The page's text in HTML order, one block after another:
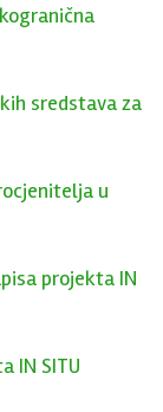
sredstava za
u
projekta IN
IN SITU